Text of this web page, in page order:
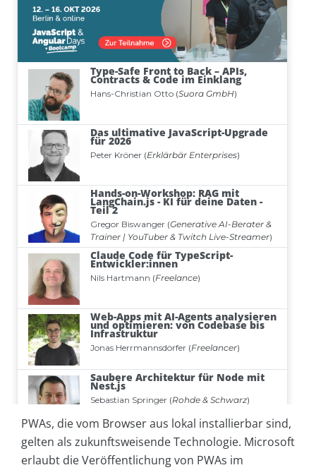
PWAs, die vom Browser aus lokal installierbar sind,
gelten als zukunftsweisende Technologie. Microsoft
erlaubt die Veröffentlichung von PWAs im